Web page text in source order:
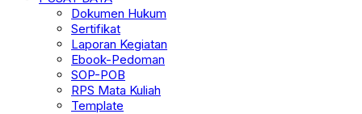
Dokumen Hukum
Sertifikat
Laporan Kegiatan
Ebook-Pedoman
SOP-POB
RPS Mata Kuliah
Template